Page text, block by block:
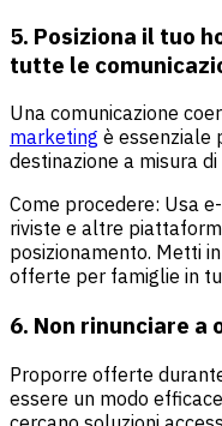
5. Posiziona il tuo
tutte le
Una comunicazione
marketing è essenziale
destinazione a misura
Come procedere: Usa
riviste e altre
posizionamento. Metti
offerte per famiglie in
6. Non rinunciare
Proporre offerte
essere un modo